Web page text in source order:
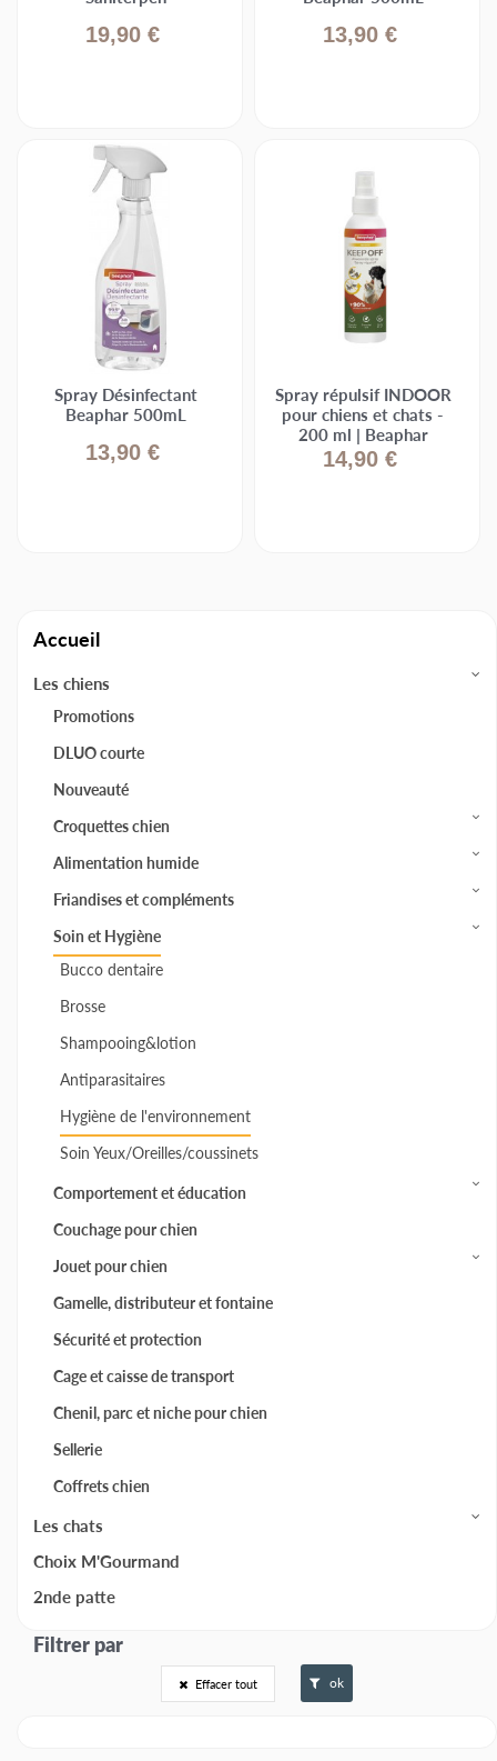
19,90 € 13,90 €
Spray Désinfectant
Beaphar 500mL
13,90 €
Spray répulsif INDOOR
pour chiens et chats -
200 ml | Beaphar
14,90 €
Accueil
Les chiens
Promotions
DLUO courte
Nouveauté
Croquettes chien
Alimentation humide
Friandises et compléments
Soin et Hygiène
Bucco dentaire
Brosse
Shampooing&lotion
Antiparasitaires
Hygiène de l'environnement
Soin Yeux/Oreilles/coussinets
Comportement et éducation
Couchage pour chien
Jouet pour chien
Gamelle, distributeur et fontaine
Sécurité et protection
Cage et caisse de transport
Chenil, parc et niche pour chien
Sellerie
Coffrets chien
Les chats
Choix M'Gourmand
2nde patte
Effacer tout ok